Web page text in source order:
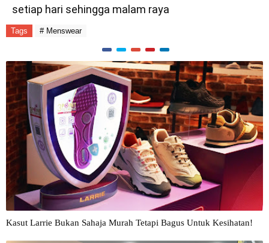
setiap hari sehingga malam raya
Tags # Menswear
Kasut Larrie Bukan Sahaja Murah Tetapi Bagus Untuk Kesihatan!